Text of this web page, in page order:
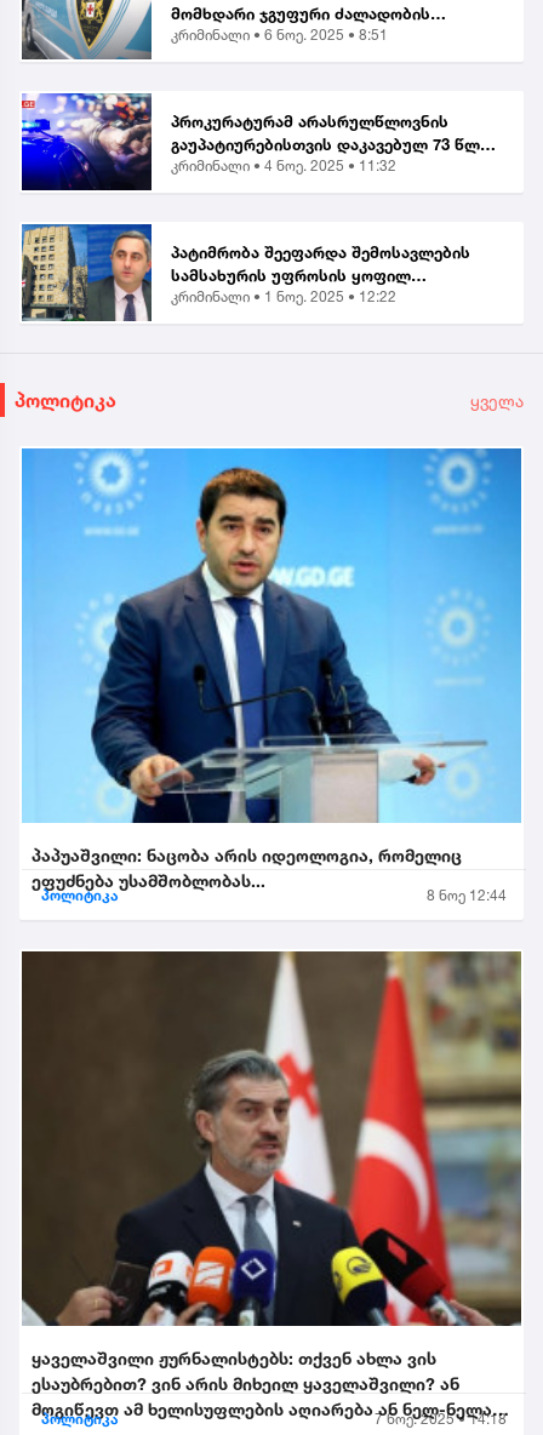
მომხდარი ჯგუფური ძალადობის
ორგანიზებისა და მასში მონაწილეობის
კრიმინალი • 6 ნოე. 2025 • 8:51
პროკურატურამ არასრულწლოვნის
გაუპატიურებისთვის დაკავებულ 73 წლის
მამაკაცს ბრალი წარუდგინა...
კრიმინალი • 4 ნოე. 2025 • 11:32
პატიმრობა შეეფარდა შემოსავლების
სამსახურის უფროსის ყოფილ
მოადგილეს - ვლადიმერ ხუნდაძეს...
კრიმინალი • 1 ნოე. 2025 • 12:22
პოლიტიკა ყველა
პაპუაშვილი: ნაცობა არის იდეოლოგია, რომელიც
ეფუძნება უსამშობლობას...
პოლიტიკა 8 ნოე 12:44
ყაველაშვილი ჟურნალისტებს: თქვენ ახლა ვის
ესაუბრებით? ვინ არის მიხეილ ყაველაშვილი? ან
მოგიწევთ ამ ხელისუფლების აღიარება ან ნელ-ნელა
პოლიტიკა 7 ნოე. 2025 • 14:18